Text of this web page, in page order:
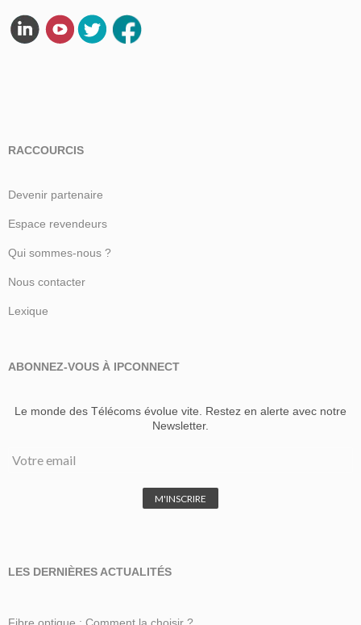
RACCOURCIS
Devenir partenaire
Espace revendeurs
Qui sommes-nous ?
Nous contacter
Lexique
ABONNEZ-VOUS À IPCONNECT
Le monde des Télécoms évolue vite. Restez en alerte avec notre
Newsletter.
LES DERNIÈRES ACTUALITÉS